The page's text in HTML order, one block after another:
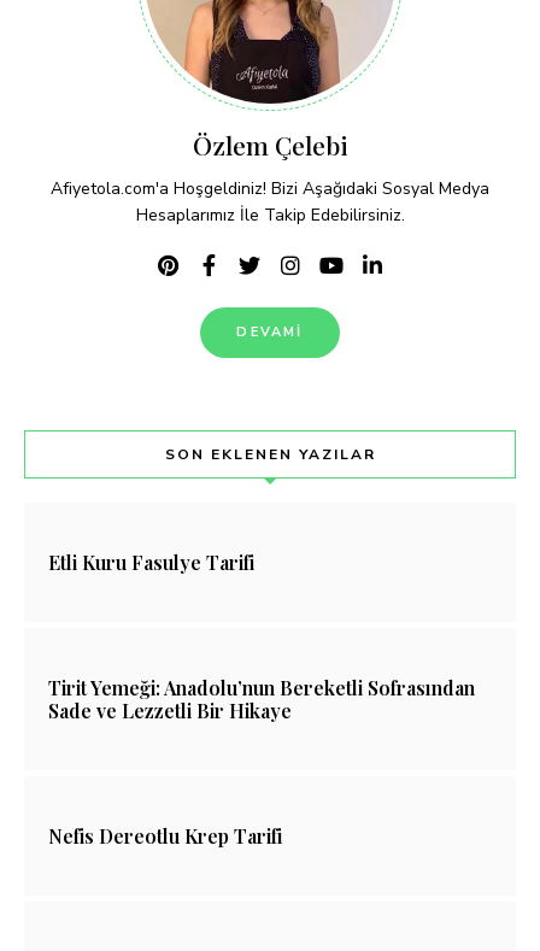
Özlem Çelebi
Afiyetola.com'a Hoşgeldiniz! Bizi Aşağıdaki Sosyal Medya
Hesaplarımız İle Takip Edebilirsiniz.
DEVAMI
SON EKLENEN YAZILAR
Etli Kuru Fasulye Tarifi
Tirit Yemeği: Anadolu’nun Bereketli Sofrasından
Sade ve Lezzetli Bir Hikaye
Nefis Dereotlu Krep Tarifi